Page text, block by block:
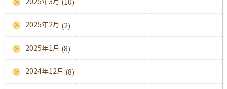
2025年2月 (2)
2025年1月 (8)
2024年12月 (8)